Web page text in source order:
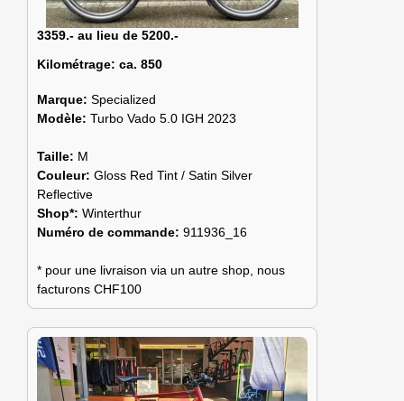
3359.- au lieu de 5200.-
Kilométrage: ca. 850
Marque: Specialized
Modèle: Turbo Vado 5.0 IGH 2023
Taille: M
Couleur: Gloss Red Tint / Satin Silver
Reflective
Shop*: Winterthur
Numéro de commande: 911936_16
* pour une livraison via un autre shop, nous
facturons CHF100